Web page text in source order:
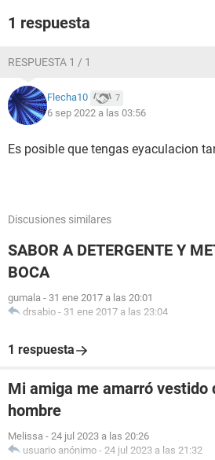
1 respuesta
RESPUESTA 1 / 1
Flecha10 7
6 sep 2022 a las 03:56
Es posible que tengas eyaculacion
Discusiones similares
SABOR A DETERGENTE Y
BOCA
gumala - 31 ene 2017 a las 20:01
drsabio - 31 ene 2017 a las 23:04
1 respuesta
Mi amiga me amarró vestido
hombre
Melissa - 24 jul 2023 a las 20:26
usuario anónimo - 24 jul 2023 a las 21:32